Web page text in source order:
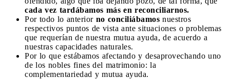
cada vez tardábamos más en reconciliarnos.
Por todo lo anterior no conciliábamos nuestros
respectivos puntos de vista ante situaciones o problemas
que requerían de nuestra mutua ayuda, de acuerdo a
nuestras capacidades naturales.
Por lo que estábamos afectando y desaprovechando uno
de los nobles fines del matrimonio: la
complementariedad y mutua ayuda.